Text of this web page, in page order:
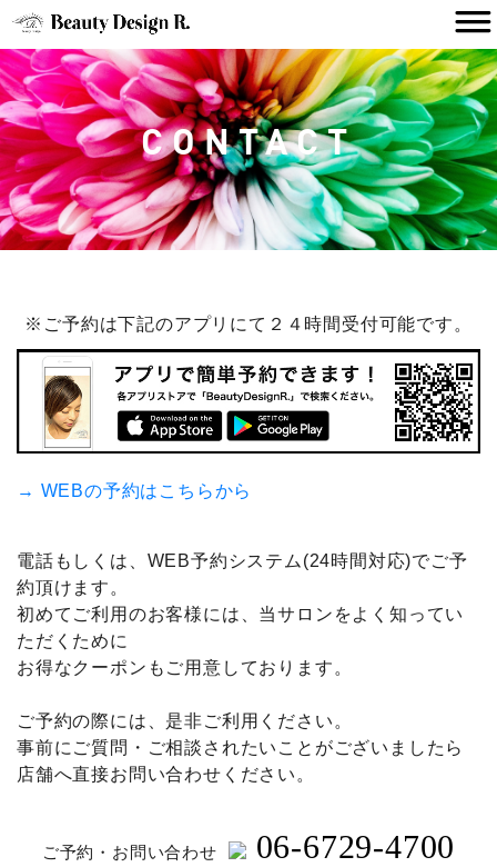
CONTACT
※ご予約は下記のアプリにて２４時間受付可能です。
→ WEBの予約はこちらから
電話もしくは、WEB予約システム(24時間対応)でご予
約頂けます。
初めてご利用のお客様には、当サロンをよく知ってい
ただくために
お得なクーポンもご用意しております。
ご予約の際には、是非ご利用ください。
事前にご質問・ご相談されたいことがございましたら
店舗へ直接お問い合わせください。
ご予約・お問い合わせ 06-6729-4700